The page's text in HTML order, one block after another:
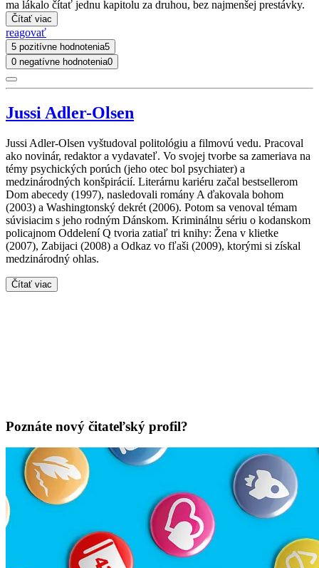
ma lákalo čítať jednu kapitolu za druhou, bez najmenšej prestávky.
Čítať viac
reagovať
5 pozitívne hodnotenia5
0 negatívne hodnotenia0
Jussi Adler-Olsen
Jussi Adler-Olsen vyštudoval politológiu a filmovú vedu. Pracoval
ako novinár, redaktor a vydavateľ. Vo svojej tvorbe sa zameriava na
témy psychických porúch (jeho otec bol psychiater) a
medzinárodných konšpirácií. Literárnu kariéru začal bestsellerom
Dom abecedy (1997), nasledovali romány A ďakovala bohom
(2003) a Washingtonský dekrét (2006). Potom sa venoval témam
súvisiacim s jeho rodným Dánskom. Kriminálnu sériu o kodanskom
policajnom Oddelení Q tvoria zatiaľ tri knihy: Žena v klietke
(2007), Zabijaci (2008) a Odkaz vo fľaši (2009), ktorými si získal
medzinárodný ohlas.
Čítať viac
Poznáte nový čitateľský profil?